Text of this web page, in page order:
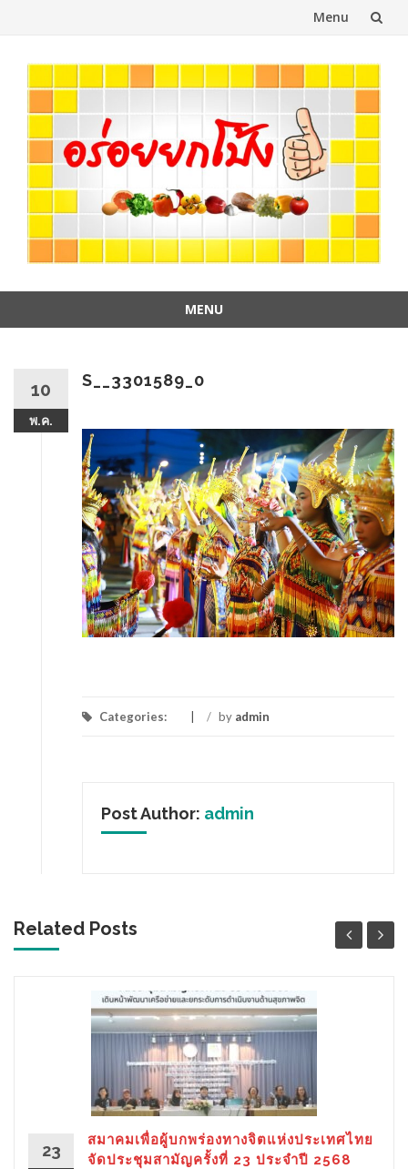
Menu
content
MENU
10
พ.ค.
S__3301589_0
Categories: / by admin
Post Author: admin
Related Posts
23
สมาคมเพื่อผู้บกพร่องทางจิตแห่งประเทศไทย
จัดประชุมสามัญครั้งที่ 23 ประจำปี 2568